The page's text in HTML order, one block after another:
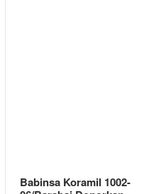
Babinsa Koramil 1002-